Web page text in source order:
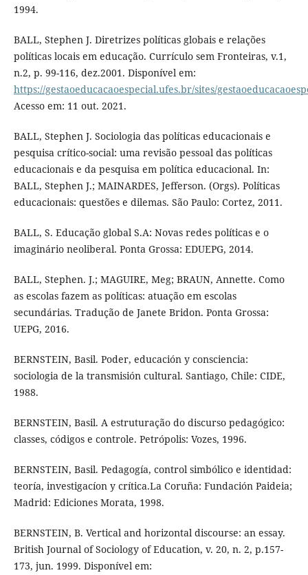
1994.
BALL, Stephen J. Diretrizes políticas globais e relações
políticas locais em educação. Currículo sem Fronteiras, v.1,
n.2, p. 99-116, dez.2001. Disponível em:
https://gestaoeducacaoespecial.ufes.br/sites/
Acesso em: 11 out. 2021.
BALL, Stephen J. Sociologia das políticas educacionais e
pesquisa crítico-social: uma revisão pessoal das políticas
educacionais e da pesquisa em política educacional. In:
BALL, Stephen J.; MAINARDES, Jefferson. (Orgs). Políticas
educacionais: questões e dilemas. São Paulo: Cortez, 2011.
BALL, S. Educação global S.A: Novas redes políticas e o
imaginário neoliberal. Ponta Grossa: EDUEPG, 2014.
BALL, Stephen. J.; MAGUIRE, Meg; BRAUN, Annette. Como
as escolas fazem as políticas: atuação em escolas
secundárias. Tradução de Janete Bridon. Ponta Grossa:
UEPG, 2016.
BERNSTEIN, Basil. Poder, educación y consciencia:
sociologia de la transmisión cultural. Santiago, Chile: CIDE,
1988.
BERNSTEIN, Basil. A estruturação do discurso pedagógico:
classes, códigos e controle. Petrópolis: Vozes, 1996.
BERNSTEIN, Basil. Pedagogía, control simbólico e identidad:
teoría, investigacíon y crítica.La Coruña: Fundación Paideia;
Madrid: Ediciones Morata, 1998.
BERNSTEIN, B. Vertical and horizontal discourse: an essay.
British Journal of Sociology of Education, v. 20, n. 2, p.157-
173, jun. 1999. Disponível em: